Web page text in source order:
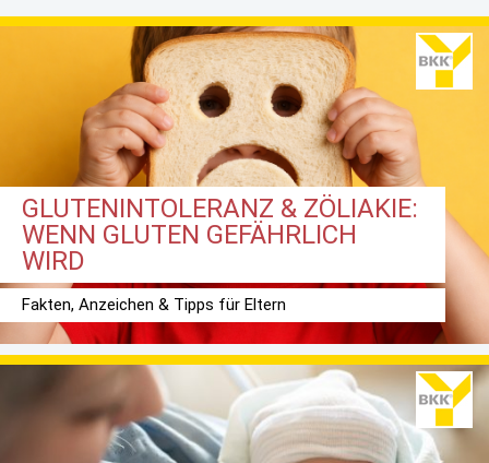
GLUTENINTOLERANZ & ZÖLIAKIE:
WENN GLUTEN GEFÄHRLICH
WIRD
Fakten, Anzeichen & Tipps für Eltern